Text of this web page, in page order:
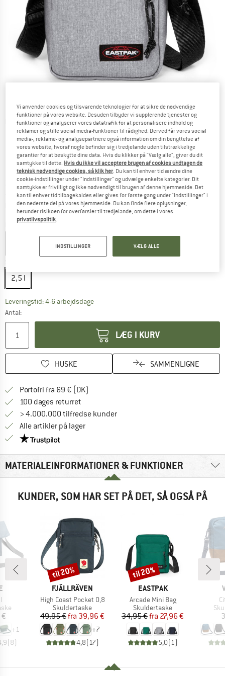
Detaljevisning
Pris:
29,95€ inkl. moms.
KR223,89
plus ForsendelsesomkostningerOplysninger om
Farve:Sunday Grey
2,5 l
Leveringstid: 4-6 arbejdsdageLinket åbnes i en infoboks og indeholder
Antal:
LÆG I KURV
HUSKE SAMMENLIGNE
Portofri fra 69 € (DK)
100 dages returret
> 4.000.000 tilfredse kunder
Alle artikler på lager
Vi er Trustpilot-certificeret - oplysningerne får du
MATERIALEINFORMATIONER & FUNKTIONER
KUNDER, SOM HAR SET PÅ DET, SÅ OGSÅ PÅ
+1
(8)
MÆRKE
FJÄLLRÄVEN
Artikel
High Coast Pocket 0,8
Produktgruppe
Skuldertaske
Pris
49,95 € Nedsat pris
fra 39,96 €
+7
4,8( 17)
Rabat
til 20%
MÆRKE
EASTPAK
Artikel
Arcade Mini Bag
Produktgruppe
Skuldertaske
Pris
34,95 € Nedsat pris
fra 27,96 €
5,0( 1)
Rabat
til 20%
Vi anvender cookies og tilsvarende teknologier for at sikre de nødvendige
funktioner på vores website. Desuden tilbyder vi supplerende tjenester og
funktioner og analyserer vores datatrafik for at personalisere indhold og
reklamer og stille social media-funktioner til rådighed. Derved får vores social
media-, reklame- og analysepartnere også information om din benyttelse af
vores website, hvoraf nogle befinder sig i tredjelande uden tilstrækkelige
garantier for at beskytte dine data. Hvis du klikker på "Vælg alle", giver du dit
samtykke til dette. Hvis du ikke vil acceptere brugen af cookies undtagen de
teknisk nødvendige cookies, så klik her. Du kan til enhver tid ændre dine
cookie-indstillinger under "Indstillinger" og udvælge enkelte kategorier. Dit
samtykke er frivilligt og ikke nødvendigt til brugen af denne hjemmeside. Det
kan til enhver tid tilbagekaldes eller gives for første gang under "Indstillinger" i
den nederste del på vores hjemmeside. Du kan finde flere oplysninger,
herunder risikoen for overførsler til tredjelande, om dette i vores
privatlivspolitik.
INDSTILLINGER VÆLG ALLE